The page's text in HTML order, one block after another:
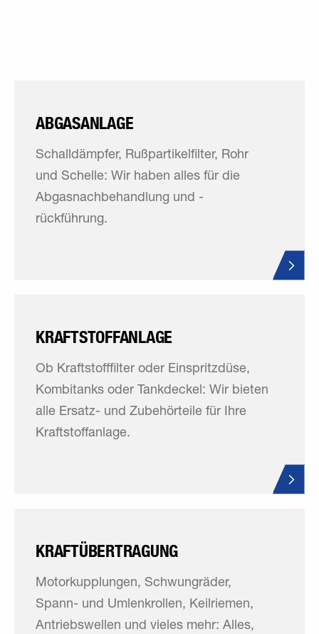
ABGASANLAGE
Schalldämpfer, Rußpartikelfilter, Rohr
und Schelle: Wir haben alles für die
Abgasnachbehandlung und -
rückführung.
KRAFTSTOFFANLAGE
Ob Kraftstofffilter oder Einspritzdüse,
Kombitanks oder Tankdeckel: Wir bieten
alle Ersatz- und Zubehörteile für Ihre
Kraftstoffanlage.
KRAFTÜBERTRAGUNG
Motorkupplungen, Schwungräder,
Spann- und Umlenkrollen, Keilriemen,
Antriebswellen und vieles mehr: Alles,